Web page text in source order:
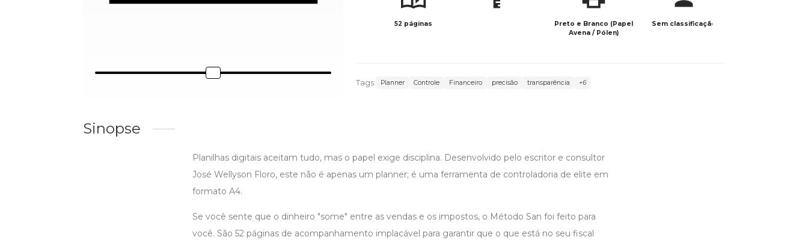
52 páginas
Preto e Branco (Papel
Avena / Pólen)
Sem classificação
Tags: Planner Controle Financeiro precisão transparência +6
Sinopse
Planilhas digitais aceitam tudo, mas o papel exige disciplina. Desenvolvido pelo escritor e consultor
José Wellyson Floro, este não é apenas um planner; é uma ferramenta de controladoria de elite em
formato A4.
Se você sente que o dinheiro "some" entre as vendas e os impostos, o Método San foi feito para
você. São 52 páginas de acompanhamento implacável para garantir que o que está no seu fiscal